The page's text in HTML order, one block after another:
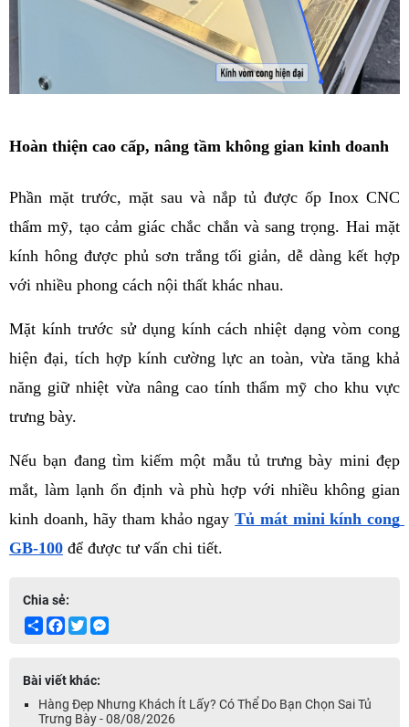
Hoàn thiện cao cấp, nâng tầm không gian kinh doanh
Phần mặt trước, mặt sau và nắp tủ được ốp Inox CNC
thẩm mỹ, tạo cảm giác chắc chắn và sang trọng. Hai mặt
kính hông được phủ sơn trắng tối giản, dễ dàng kết hợp
với nhiều phong cách nội thất khác nhau.
Mặt kính trước sử dụng kính cách nhiệt dạng vòm cong
hiện đại, tích hợp kính cường lực an toàn, vừa tăng khả
năng giữ nhiệt vừa nâng cao tính thẩm mỹ cho khu vực
trưng bày.
Nếu bạn đang tìm kiếm một mẫu tủ trưng bày mini đẹp
mắt, làm lạnh ổn định và phù hợp với nhiều không gian
kinh doanh, hãy tham khảo ngay Tủ mát mini kính cong
GB-100 để được tư vấn chi tiết.
Chia sẻ:
ShareFacebook
Twitter
Bài viết khác:
Hàng Đẹp Nhưng Khách Ít Lấy? Có Thể Do Bạn Chọn Sai Tủ
Trưng Bày - 08/08/2026